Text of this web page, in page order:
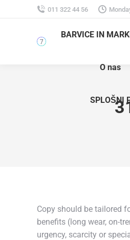
011 322 44 56
BARVICE IN
O nas
SPLOŠNI
Copy should be tailored
benefits (long wear, on-
urgency, scarcity or